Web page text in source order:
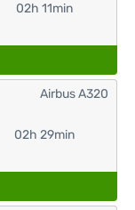
02h 11min
02h 29min
Airbus A320